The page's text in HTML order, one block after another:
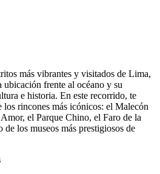
más vibrantes y visitados de Lima,
frente al océano y su
e historia. En este recorrido, te
los rincones más icónicos: el Malecón
el Parque Chino, el Faro de la
los museos más prestigiosos de